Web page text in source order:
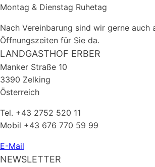
Montag & Dienstag Ruhetag
Nach Vereinbarung sind wir gerne auch
Öffnungszeiten für Sie da.
LANDGASTHOF ERBER
Manker Straße 10
3390 Zelking
Österreich
Tel. +43 2752 520 11
Mobil +43 676 770 59 99
E-Mail
NEWSLETTER